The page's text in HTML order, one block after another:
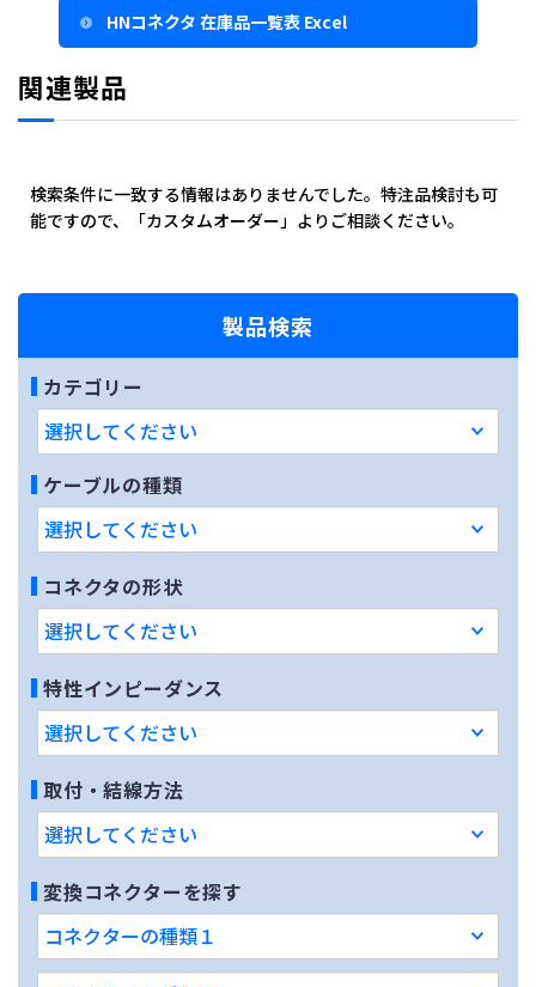
HNコネクタ 在庫品一覧表 Excel
関連製品
検索条件に一致する情報はありませんでした。特注品検討も可
能ですので、「カスタムオーダー」よりご相談ください。
製品検索
カテゴリー
ケーブルの種類
コネクタの形状
特性インピーダンス
取付・結線方法
変換コネクターを探す